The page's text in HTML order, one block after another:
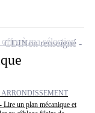
ARRONDISSEMENT
Lire un plan mécanique et
CDINon renseigné
à ma sélection